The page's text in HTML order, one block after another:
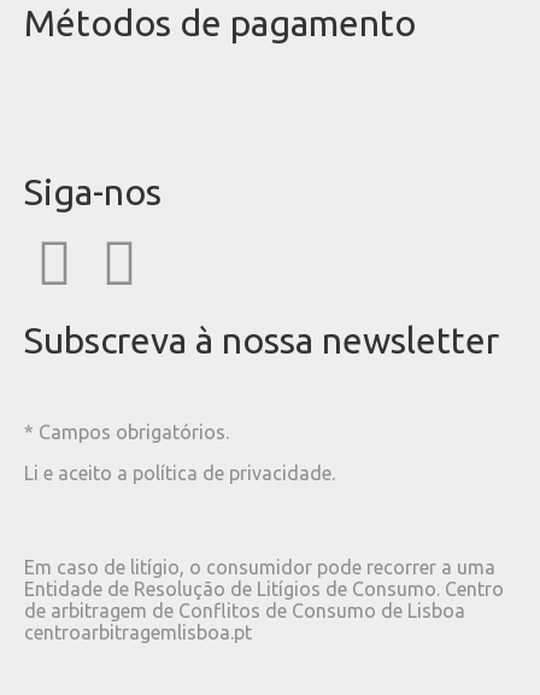
Métodos de pagamento
Siga-nos
Subscreva à nossa newsletter
* Campos obrigatórios.
Li e aceito a política de privacidade.
Em caso de litígio, o consumidor pode recorrer a uma
Entidade de Resolução de Litígios de Consumo. Centro
de arbitragem de Conflitos de Consumo de Lisboa
centroarbitragemlisboa.pt